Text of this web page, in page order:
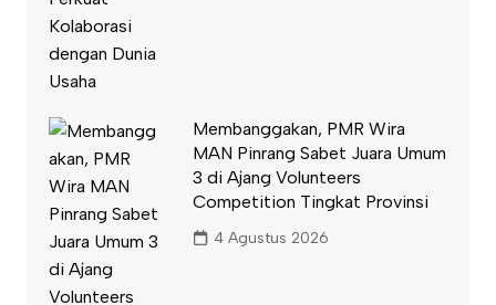
Membanggakan, PMR Wira
MAN Pinrang Sabet Juara Umum
3 di Ajang Volunteers
Competition Tingkat Provinsi
4 Agustus 2026